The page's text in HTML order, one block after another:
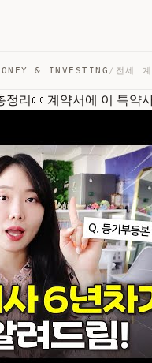
& INVESTING /
리📜 계약서에 이 특약